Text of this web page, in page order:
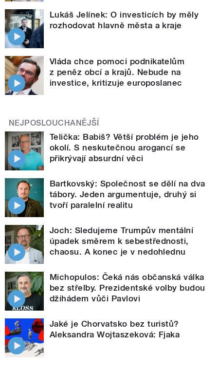
Lukáš Jelínek: O investicích by měly
rozhodovat hlavně města a kraje
Vláda chce pomoci podnikatelům
z peněz obcí a krajů. Nebude na
investice, kritizuje europoslanec
NEJPOSLOUCHANĚJŠÍ
Telička: Babiš? Větší problém je jeho
okolí. S neskutečnou arogancí se
přikrývají absurdní věci
Bartkovský: Společnost se dělí na dva
tábory. Jeden argumentuje, druhý si
tvoří paralelní realitu
Joch: Sledujeme Trumpův mentální
úpadek směrem k sebestřednosti,
chaosu. A konec je v nedohlednu
Michopulos: Čeká nás občanská válka
bez střelby. Prezidentské volby budou
džihádem vůči Pavlovi
Jaké je Chorvatsko bez turistů?
Aleksandra Wojtaszeková: Fjaka